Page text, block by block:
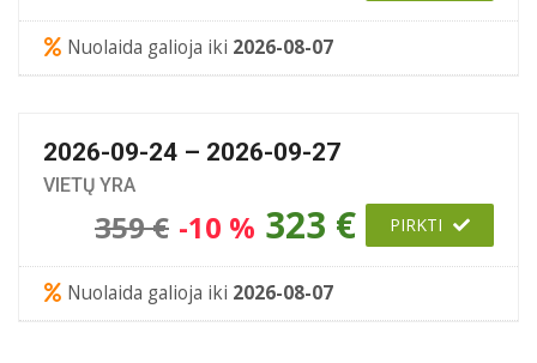
Nuolaida galioja iki 2026-08-07
2026-09-24 – 2026-09-27
VIETŲ YRA
359 € -10 % 323 € PIRKTI
Nuolaida galioja iki 2026-08-07